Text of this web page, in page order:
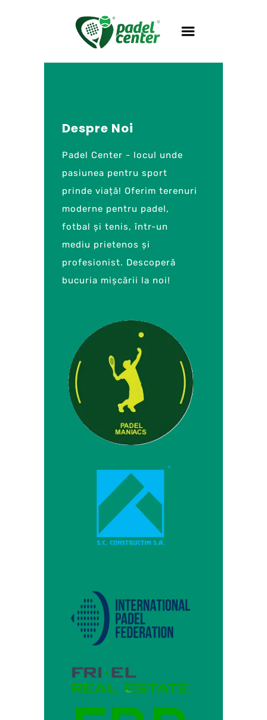
Despre Noi
Padel Center - locul unde
pasiunea pentru sport
prinde viață! Oferim terenuri
moderne pentru padel,
fotbal și tenis, într-un
mediu prietenos și
profesionist. Descoperă
bucuria mișcării la noi!